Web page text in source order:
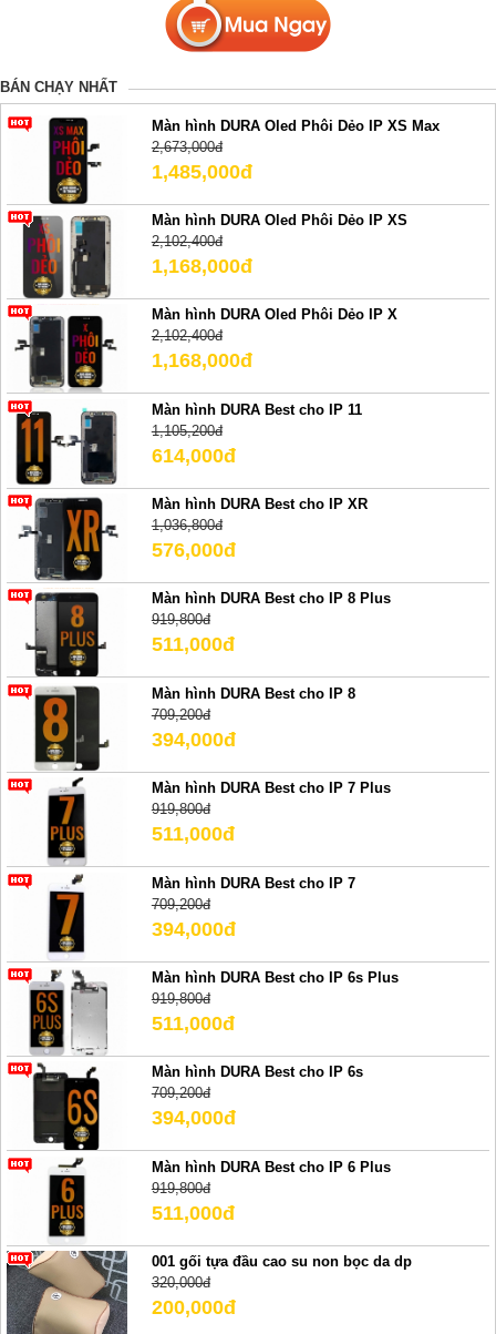
BÁN CHẠY NHẤT
Màn hình DURA Oled Phôi Dẻo IP XS Max
2,673,000đ
1,485,000đ
Màn hình DURA Oled Phôi Dẻo IP XS
2,102,400đ
1,168,000đ
Màn hình DURA Oled Phôi Dẻo IP X
2,102,400đ
1,168,000đ
Màn hình DURA Best cho IP 11
1,105,200đ
614,000đ
Màn hình DURA Best cho IP XR
1,036,800đ
576,000đ
Màn hình DURA Best cho IP 8 Plus
919,800đ
511,000đ
Màn hình DURA Best cho IP 8
709,200đ
394,000đ
Màn hình DURA Best cho IP 7 Plus
919,800đ
511,000đ
Màn hình DURA Best cho IP 7
709,200đ
394,000đ
Màn hình DURA Best cho IP 6s Plus
919,800đ
511,000đ
Màn hình DURA Best cho IP 6s
709,200đ
394,000đ
Màn hình DURA Best cho IP 6 Plus
919,800đ
511,000đ
001 gối tựa đầu cao su non bọc da dp
320,000đ
200,000đ